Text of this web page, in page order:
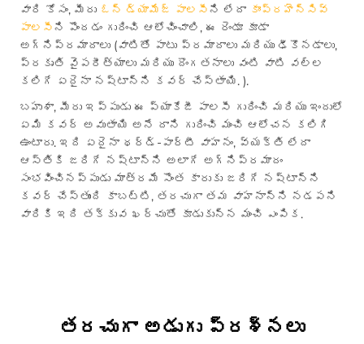
వారి కోసం, మీరు ఓన్ డ్యామేజ్ పాలసీని లేదా కాంప్రహెన్సివ్
పాలసీని పొందడం గురించి ఆలోచించాలి, ఈ రెండూ కూడా
అగ్నిప్రమాదాలు (వాటితో పాటు ప్రమాదాలు మరియు ఢీకొనడాలు,
ప్రకృతి వైపరీత్యాలు మరియు దొంగతనాలు వంటి వాటి వల్ల
కలిగే ఏదైనా నష్టాన్ని కవర్ చేస్తాయి. ).
బహుశా, మీరు ఇప్పుడు ఈ ప్యాకేజీ పాలసీ గురించి మరియు ఇందులో
ఏమి కవర్ అవుతాయి అనే దాని గురించి మంచి ఆలోచన కలిగి
ఉంటారు. ఇది ఏదైనా థర్డ్-పార్టీ వాహనం, వ్యక్తి లేదా
ఆస్తికి జరిగే నష్టాన్ని అలాగే అగ్నిప్రమాదం
సంభవించినప్పుడు మాత్రమే సొంత కారుకు జరిగే నష్టాన్ని
కవర్ చేస్తుంది కాబట్టి, తరచుగా తమ వాహనాన్ని నడపని
వారికి ఇది తక్కువ ఖర్చుతో కూడుకున్న మంచి ఎంపిక.
తరచుగా అడుగు ప్రశ్నలు